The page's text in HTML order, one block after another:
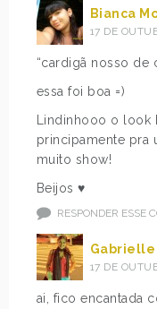
Bianca
17 DE
“cardigã nosso de
essa foi boa =)
Lindinhooo o look
principamente pra
muito show!
Beijos ♥
RESPONDER ESSE
17 DE
ai, fico encantada